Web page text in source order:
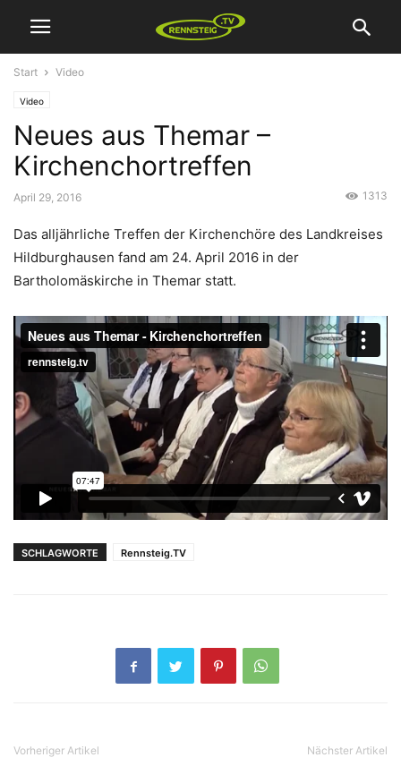
Start Video
Video
Neues aus Themar –
Kirchenchortreffen
April 29, 2016 1313
Das alljährliche Treffen der Kirchenchöre des Landkreises
Hildburghausen fand am 24. April 2016 in der
Bartholomäskirche in Themar statt.
SCHLAGWORTE Rennsteig.TV
Vorheriger Artikel Nächster Artikel